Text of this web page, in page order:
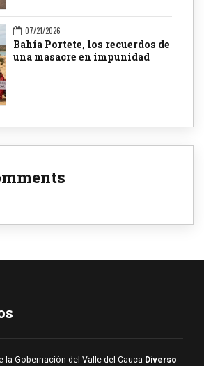
07/21/2026
Bahía Portete, los recuerdos de
una masacre en impunidad
la Gobernación del Valle del Cauca-Diverso